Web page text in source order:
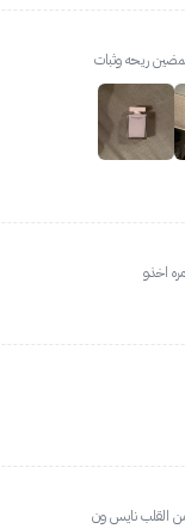
ريحه وثبات
اخذو
القلب نايس ون